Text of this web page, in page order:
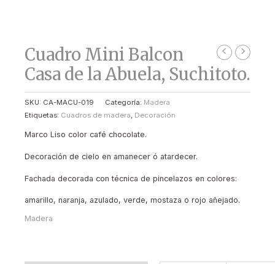
Cuadro Mini Balcon
Casa de la Abuela, Suchitoto.
SKU: CA-MACU-019 Categoría: Madera
Etiquetas: Cuadros de madera, Decoración
Marco Liso color café chocolate.
Decoración de cielo en amanecer ó atardecer.
Fachada decorada con técnica de pincelazos en colores:
amarillo, naranja, azulado, verde, mostaza o rojo añejado.
Madera